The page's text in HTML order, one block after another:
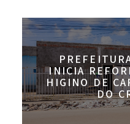
INICIA
HIGINO DE
DO